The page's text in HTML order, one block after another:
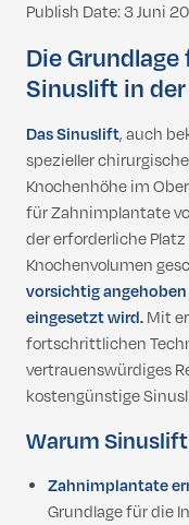
Publish Date: 3 Juni
Die
Sinuslift in
Das Sinuslift, auch
spezieller
Knochenhöhe im
für Zahnimplantate
der erforderliche
Knochenvolumen
vorsichtig
eingesetzt wird.Mit
fortschrittlichen
vertrauenswürdiges
kostengünstige
Warum
Zahnimplantate
Grundlage für die